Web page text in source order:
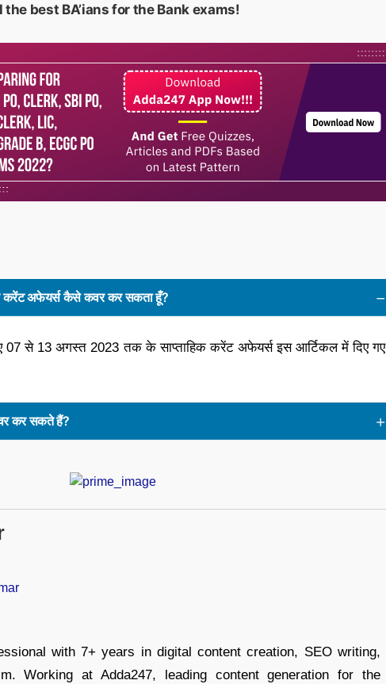
the best BA’ians for the Bank exams!
करेंट अफेयर्स कैसे कवर कर सकता हूँ?
07 से 13 अगस्त 2023 तक के साप्ताहिक करेंट अफेयर्स इस आर्टिकल में दिए गए
कर सकते हैं?
with 7+ years in digital content creation, SEO writing,
Working at Adda247, leading content generation for the